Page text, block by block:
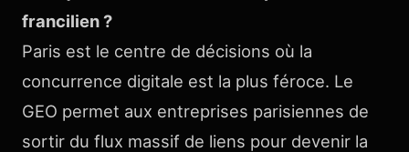
francilien ?
Paris est le centre de décisions où la
concurrence digitale est la plus féroce. Le
GEO permet aux entreprises parisiennes de
sortir du flux massif de liens pour devenir la